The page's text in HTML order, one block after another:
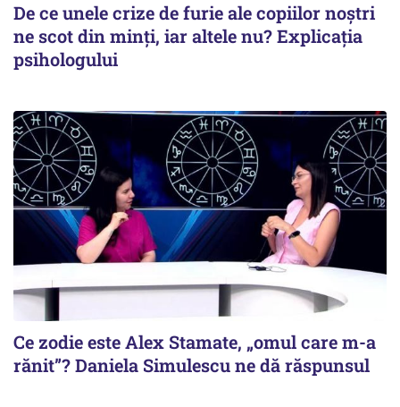
De ce unele crize de furie ale copiilor noștri
ne scot din minți, iar altele nu? Explicația
psihologului
Ce zodie este Alex Stamate, „omul care m-a
rănit”? Daniela Simulescu ne dă răspunsul